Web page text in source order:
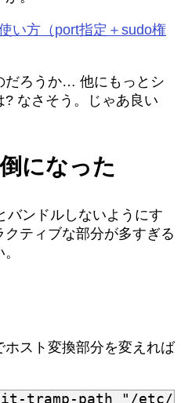
い方（port指定＋sudo権
だろうか… 他にもっとシ
なさそう。じゃあ良い
になった
バンドルしないようにす
ティブな部分が多すぎる
スト変換部分を変えれば
tramp-path "/etc/